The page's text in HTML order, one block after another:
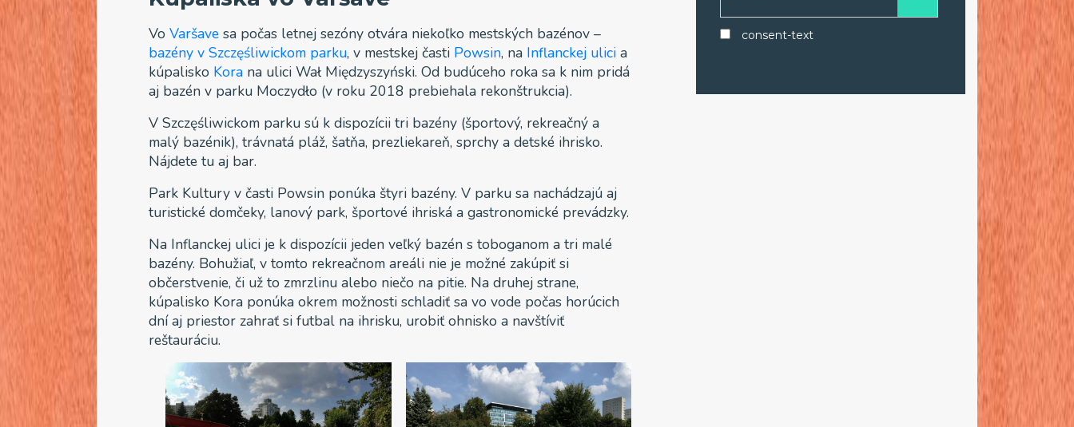
VoVaršave sa počas letnej sezóny otvára niekoľko mestských bazénov –
bazény v Szczęśliwickom parku, v mestskej časti Powsin, na Inflanckej ulici a
kúpalisko Kora na ulici Wał Międzyszyński. Od budúceho roka sa k nim pridá
aj bazén v parku Moczydło (v roku 2018 prebiehala rekonštrukcia).
V Szczęśliwickom parku sú k dispozícii tri bazény (športový, rekreačný a
malý bazénik), trávnatá pláž, šatňa, prezliekareň, sprchy a detské ihrisko.
Nájdete tu aj bar.
Park Kultury v časti Powsin ponúka štyri bazény. V parku sa nachádzajú aj
turistické domčeky, lanový park, športové ihriská a gastronomické prevádzky.
Na Inflanckej ulici je k dispozícii jeden veľký bazén s toboganom a tri malé
bazény. Bohužiaľ, v tomto rekreačnom areáli nie je možné zakúpiť si
občerstvenie, či už to zmrzlinu alebo niečo na pitie. Na druhej strane,
kúpalisko Kora ponúka okrem možnosti schladiť sa vo vode počas horúcich
dní aj priestor zahrať si futbal na ihrisku, urobiť ohnisko a navštíviť
reštauráciu.
consent-text